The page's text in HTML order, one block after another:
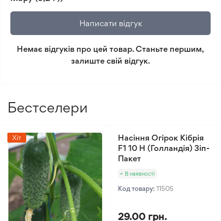
не відповідає очікуванням, згідно з умовами
Мінімальне замовлення 300 грн.
Написати відгук
Немає відгуків про цей товар. Станьте першим,
залиште свій відгук.
Бестселери
Хіт
Насіння Огірок Кібрія
F1 10 Н (Голландія) Зіп-
Пакет
В наявності
Код товару: 11505
29.00 грн.